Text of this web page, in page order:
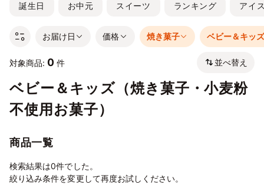
誕生日 お中元 スイーツ ランキング アイ
お届け日 価格 焼き菓子 ベビー＆キッ
対象商品: 0 件 並べ替え
ベビー＆キッズ（焼き菓子・小麦粉
不使用お菓子）
商品一覧
検索結果は0件でした。
絞り込み条件を変更して再度お試しください。